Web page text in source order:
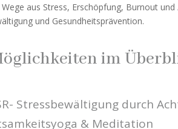
aus Stress, Erschöpfung, Burnout
und Gesundheitsprävention.
im
Stressbewältigung durch
& Meditation